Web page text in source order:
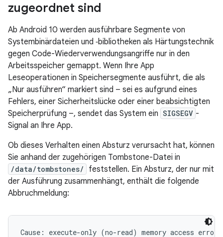
zugeordnet sind
Ab Android 10 werden ausführbare Segmente von
Systembinärdateien und ‑bibliotheken als Härtungstechnik
gegen Code-Wiederverwendungsangriffe nur in den
Arbeitsspeicher gemappt. Wenn Ihre App
Leseoperationen in Speichersegmente ausführt, die als
„Nur ausführen“ markiert sind – sei es aufgrund eines
Fehlers, einer Sicherheitslücke oder einer beabsichtigten
Speicherprüfung –, sendet das System ein SIGSEGV -
Signal an Ihre App.
Ob dieses Verhalten einen Absturz verursacht hat, können
Sie anhand der zugehörigen Tombstone-Datei in
/data/tombstones/
feststellen. Ein Absturz, der nur mit
der Ausführung zusammenhängt, enthält die folgende
Abbruchmeldung: